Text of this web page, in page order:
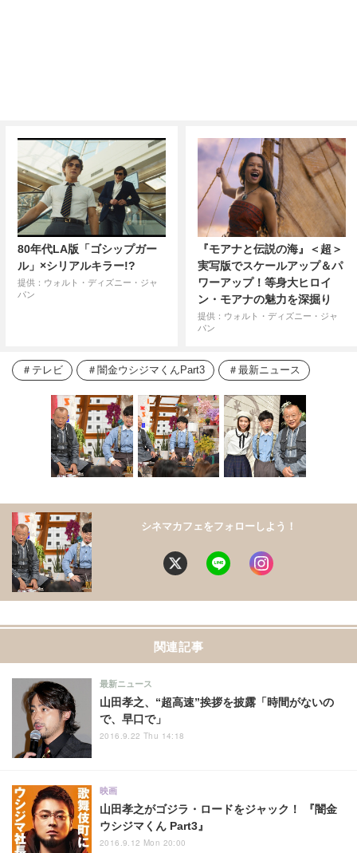
80年代LA版「ゴシップガー
ル」×シリアルキラー!?
提供：ウォルト・ディズニー・ジャ
パン
『モアナと伝説の海』＜超＞
実写版でスケールアップ＆パ
ワーアップ！等身大ヒロイ
ン・モアナの魅力を深掘り
提供：ウォルト・ディズニー・ジャ
パン
テレビ 闇金ウシジマくんPart3 最新ニュース
シネマカフェをフォローしよう！
関連記事
山田孝之、“超高速”挨拶を披露「時間がないの
で、早口で」
最新ニュース
2016.9.22 Thu 14:18
山田孝之がゴジラ・ロードをジャック！ 『闇金
ウシジマくん Part3』
映画
2016.9.12 Mon 20:00